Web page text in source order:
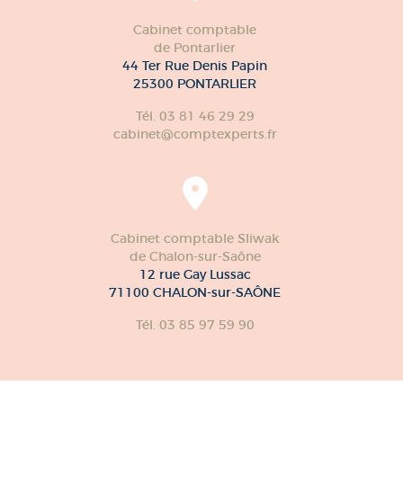
Cabinet comptable
de Pontarlier
44 Ter Rue Denis Papin
25300 PONTARLIER
Tél. 03 81 46 29 29
cabinet@comptexperts.fr
Cabinet comptable Sliwak
de Chalon-sur-Saône
12 rue Gay Lussac
71100 CHALON-sur-SAÔNE
Tél. 03 85 97 59 90